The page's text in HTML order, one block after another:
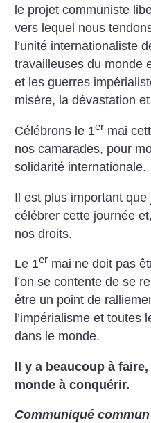
le projet communiste
vers lequel nous
l’unité internationaliste
travailleuses du monde
et les guerres
misère, la dévastation
Célébrons le 1er mai
nos camarades, pour
solidarité internationale.
Il est plus important
célébrer cette journée
nos droits.
Le 1er mai ne doit pas
l’on se contente de se
être un point de
l’impérialisme et toutes
dans le monde.
Il y a beaucoup à
monde à conquérir.
Communiqué